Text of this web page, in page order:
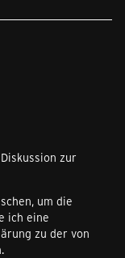
zur
um die
ich eine
zu der von